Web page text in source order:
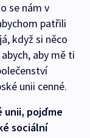
se nám v
patřili
když si něco
aby mě ti
unii cenné.
unii, pojďme
sociální